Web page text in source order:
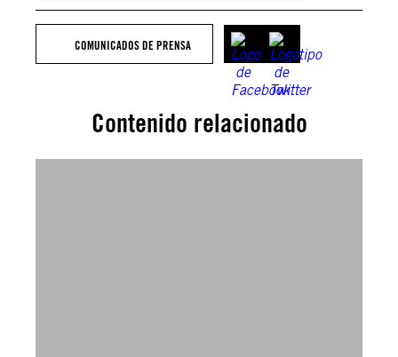
COMUNICADOS DE PRENSA
Contenido relacionado